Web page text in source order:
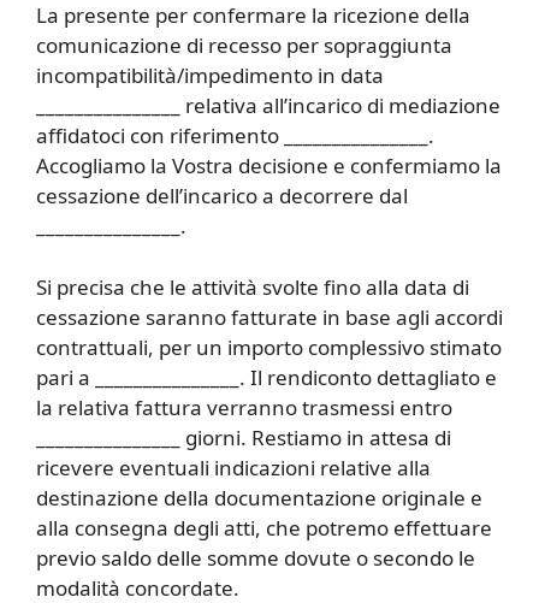
La presente per confermare la ricezione della
comunicazione di recesso per sopraggiunta
incompatibilità/impedimento in data
_______________ relativa all’incarico di mediazione
affidatoci con riferimento _______________.
Accogliamo la Vostra decisione e confermiamo la
cessazione dell’incarico a decorrere dal
_______________.
Si precisa che le attività svolte fino alla data di
cessazione saranno fatturate in base agli accordi
contrattuali, per un importo complessivo stimato
pari a _______________. Il rendiconto dettagliato e
la relativa fattura verranno trasmessi entro
_______________ giorni. Restiamo in attesa di
ricevere eventuali indicazioni relative alla
destinazione della documentazione originale e
alla consegna degli atti, che potremo effettuare
previo saldo delle somme dovute o secondo le
modalità concordate.